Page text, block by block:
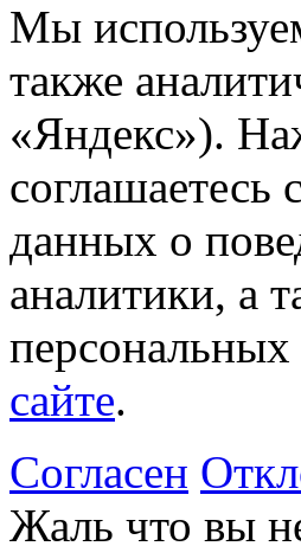
Мы
также
«Яндекс»).
данных о
аналитики, а
сайте.
Согласен
Жаль что вы